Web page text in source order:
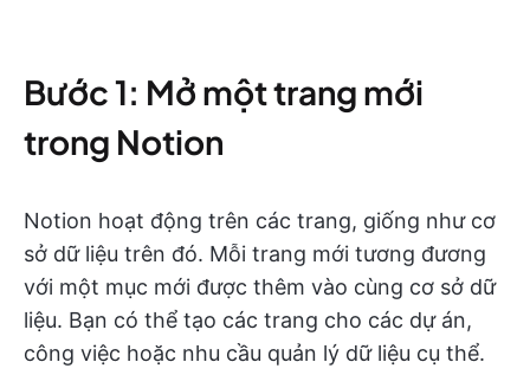
Bước 1: Mở một trang mới
trong Notion
Notion hoạt động trên các trang, giống như cơ
sở dữ liệu trên đó. Mỗi trang mới tương đương
với một mục mới được thêm vào cùng cơ sở dữ
liệu. Bạn có thể tạo các trang cho các dự án,
công việc hoặc nhu cầu quản lý dữ liệu cụ thể.